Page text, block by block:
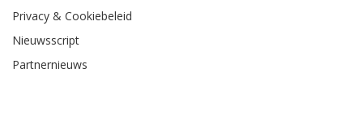
Privacy & Cookiebeleid
Nieuwsscript
Partnernieuws